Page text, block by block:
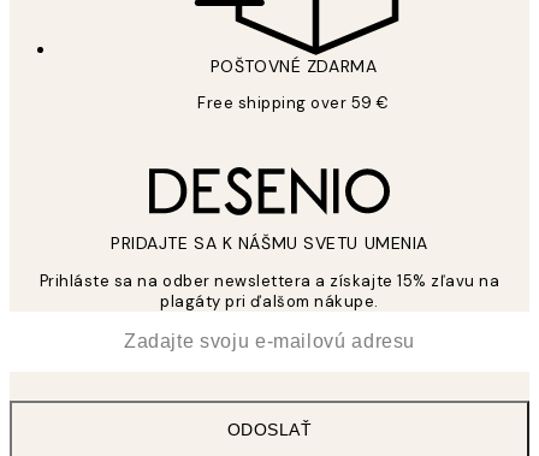
POŠTOVNÉ ZDARMA
Free shipping over 59 €
PRIDAJTE SA K NÁŠMU SVETU UMENIA
Prihláste sa na odber newslettera a získajte 15% zľavu na
plagáty pri ďalšom nákupe.
ODOSLAŤ